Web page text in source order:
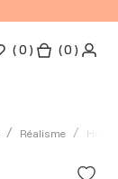
(0 ) ( 0 )
Réalisme Huile